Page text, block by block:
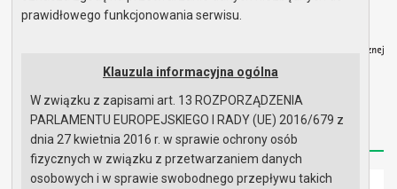
Strona główna Mapa serwisu Aktualności
Redakcja Instrukcja korzystania Dostępność
Strona główna
prawidłowego funkcjonowania serwisu.
Klauzula informacyjna ogólna
W związku z zapisami art. 13 ROZPORZĄDZENIA
PARLAMENTU EUROPEJSKIEGO I RADY (UE) 2016/679 z
dnia 27 kwietnia 2016 r. w sprawie ochrony osób
fizycznych w związku z przetwarzaniem danych
osobowych i w sprawie swobodnego przepływu takich